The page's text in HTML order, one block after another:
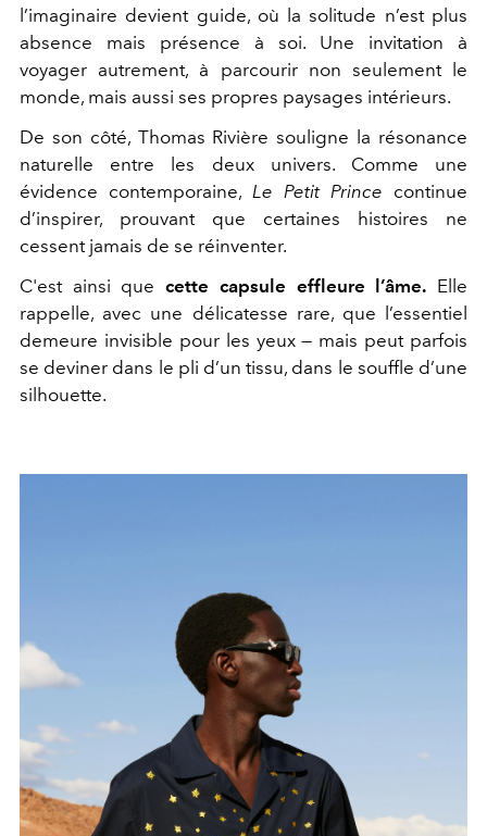
l’imaginaire devient guide, où la solitude n’est plus
absence mais présence à soi. Une invitation à
voyager autrement, à parcourir non seulement le
monde, mais aussi ses propres paysages intérieurs.
De son côté, Thomas Rivière souligne la résonance
naturelle entre les deux univers. Comme une
évidence contemporaine, Le Petit Prince continue
d’inspirer, prouvant que certaines histoires ne
cessent jamais de se réinventer.
C'est ainsi quecette capsule effleure l’âme. Elle
rappelle, avec une délicatesse rare, que l’essentiel
demeure invisible pour les yeux — mais peut parfois
se deviner dans le pli d’un tissu, dans le souffle d’une
silhouette.